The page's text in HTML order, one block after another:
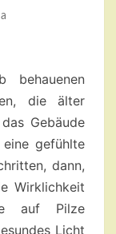
die älter
Gebäude
gefühlte
dann,
Wirklichkeit
auf Pilze
Licht